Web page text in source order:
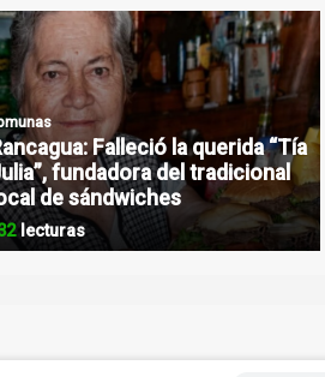
Falleció la querida “Tía
fundadora del tradicional
de sándwiches
lecturas